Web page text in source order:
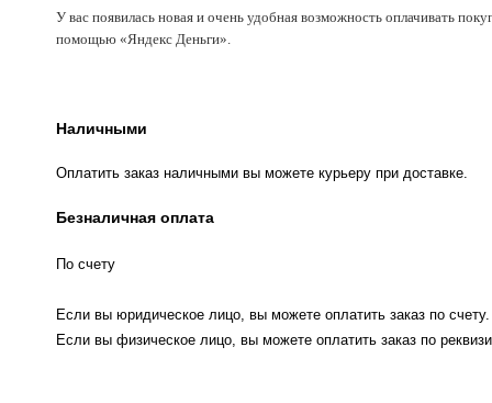
У вас появилась новая и очень удобная возможность оплачивать
помощью «Яндекс Деньги».
Наличными
Оплатить заказ наличными вы можете курьеру при доставке.
Безналичная оплата
По счету
Если вы юридическое лицо, вы можете оплатить заказ по счету.
Если вы физическое лицо, вы можете оплатить заказ по